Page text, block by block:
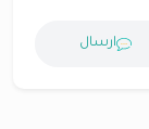
ارسال